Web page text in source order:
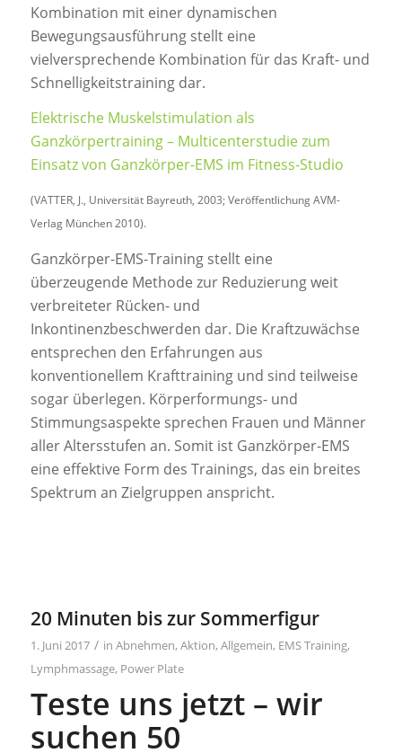
Kombination mit einer dynamischen
Bewegungsausführung stellt eine
vielversprechende Kombination für das Kraft- und
Schnelligkeitstraining dar.
Elektrische Muskelstimulation als
Ganzkörpertraining – Multicenterstudie zum
Einsatz von Ganzkörper-EMS im Fitness-Studio
(VATTER, J., Universität Bayreuth, 2003; Veröffentlichung AVM-
Verlag München 2010).
Ganzkörper-EMS-Training stellt eine
überzeugende Methode zur Reduzierung weit
verbreiteter Rücken- und
Inkontinenzbeschwerden dar. Die Kraftzuwächse
entsprechen den Erfahrungen aus
konventionellem Krafttraining und sind teilweise
sogar überlegen. Körperformungs- und
Stimmungsaspekte sprechen Frauen und Männer
aller Altersstufen an. Somit ist Ganzkörper-EMS
eine effektive Form des Trainings, das ein breites
Spektrum an Zielgruppen anspricht.
20 Minuten bis zur Sommerfigur
1. Juni 2017 / in Abnehmen, Aktion, Allgemein, EMS Training,
Lymphmassage, Power Plate
Teste uns jetzt – wir
suchen 50